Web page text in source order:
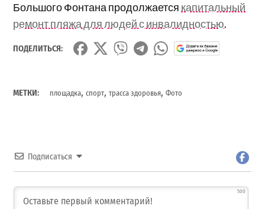
Большого Фонтана продолжается капитальный
ремонт пляжа для людей с инвалидностью.
ПОДЕЛИТЬСЯ:
МЕТКИ: площадка,спорт,трасса здоровья,Фото
Подписаться
500